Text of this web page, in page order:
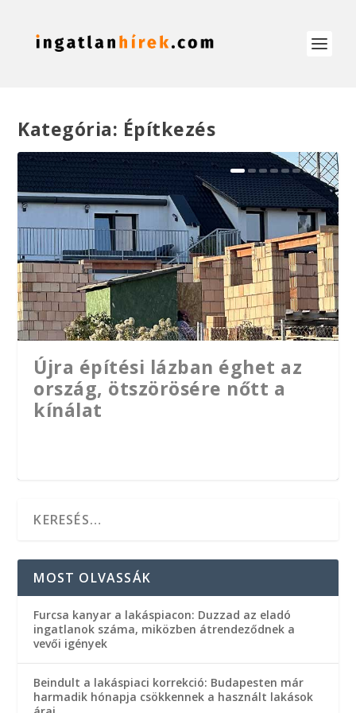
Kategória: Építkezés
Újra építési lázban éghet az
ország, ötszörösére nőtt a
kínálat
Évtizedes mélypontot értek
Elindult az előregisztráció a
Megjelent az Otthon Start
Családi ház építés: Buktatók,
Bedurran az MBH Bank
A konyhai pára alattomos
“Az emberek irigyek,
MOST OLVASSÁK
Furcsa kanyar a lakáspiacon: Duzzad az eladó
ingatlanok száma, miközben átrendeződnek a
vevői igények
Beindult a lakáspiaci korrekció: Budapesten már
harmadik hónapja csökkennek a használt lakások